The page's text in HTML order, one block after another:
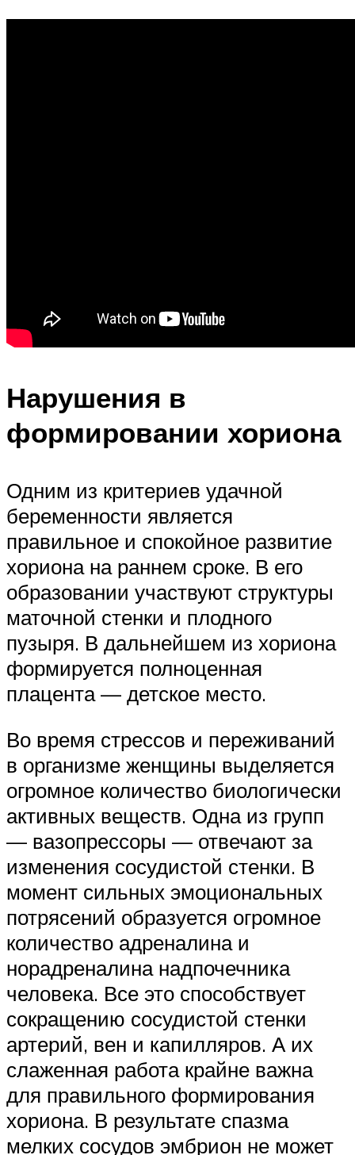
Нарушения в
формировании хориона
Одним из критериев удачной
беременности является
правильное и спокойное развитие
хориона на раннем сроке. В его
образовании участвуют структуры
маточной стенки и плодного
пузыря. В дальнейшем из хориона
формируется полноценная
плацента — детское место.
Во время стрессов и переживаний
в организме женщины выделяется
огромное количество биологически
активных веществ. Одна из групп
— вазопрессоры — отвечают за
изменения сосудистой стенки. В
момент сильных эмоциональных
потрясений образуется огромное
количество адреналина и
норадреналина надпочечника
человека. Все это способствует
сокращению сосудистой стенки
артерий, вен и капилляров. А их
слаженная работа крайне важна
для правильного формирования
хориона. В результате спазма
мелких сосудов эмбрион не может